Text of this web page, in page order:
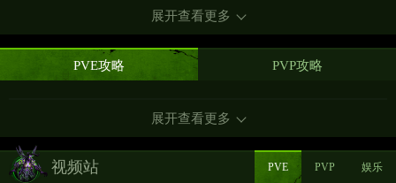
展开查看更多
PVE攻略 PVP攻略
展开查看更多
视频站 PVE PVP 娱乐